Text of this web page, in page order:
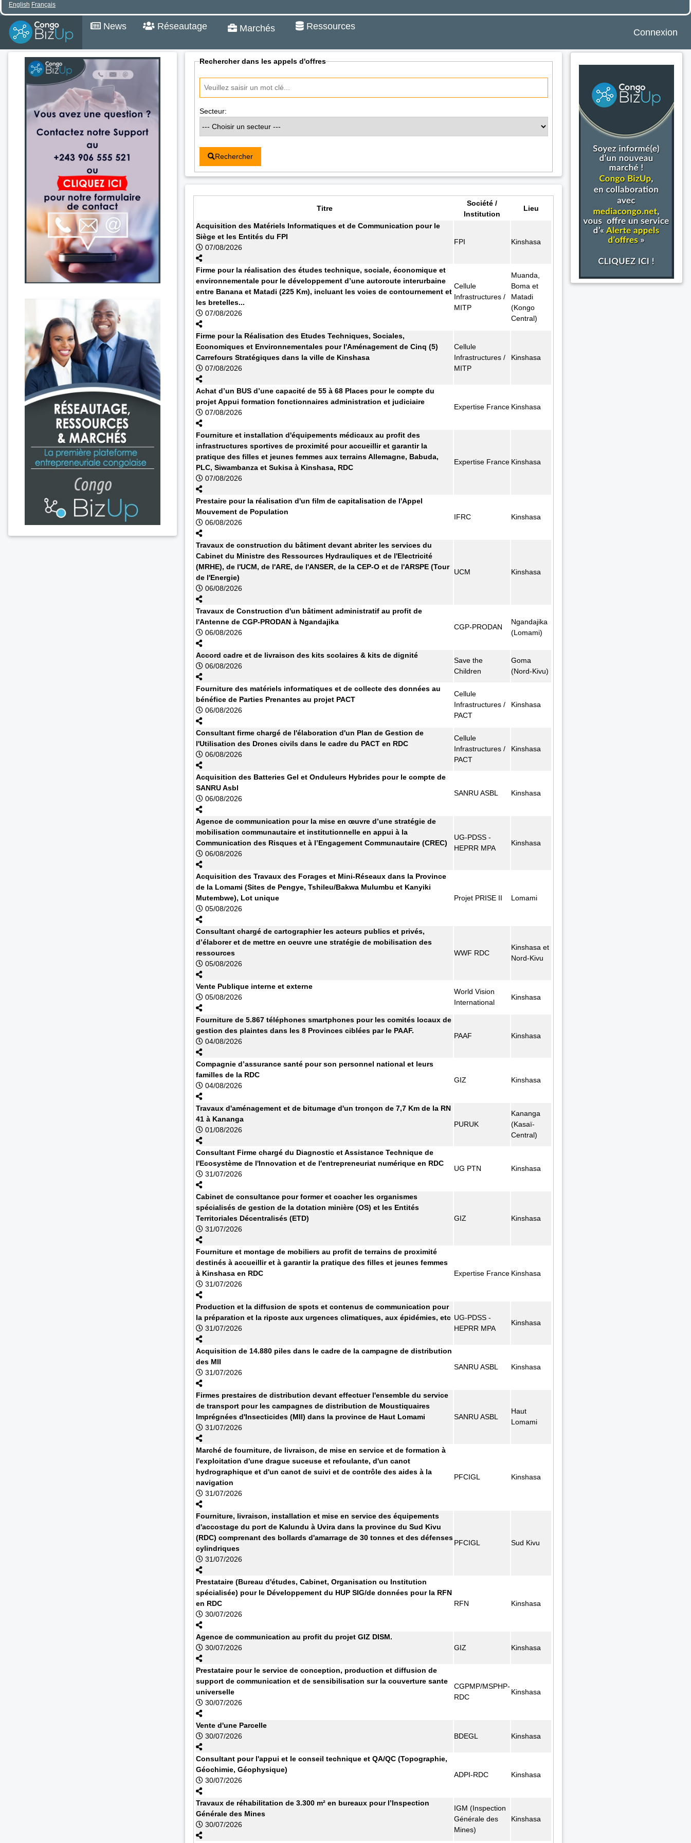
English Français
News Réseautage Marchés Ressources
Connexion
Rechercher dans les appels d'offres
Secteur:
Rechercher
Titre
Société /
Institution
Lieu
Acquisition des Matériels Informatiques et de Communication pour le
Siège et les Entités du FPI
07/08/2026
FPI Kinshasa
Firme pour la réalisation des études technique, sociale, économique et
environnementale pour le développement d’une autoroute interurbaine
entre Banana et Matadi (225 Km), incluant les voies de contournement et
les bretelles...
07/08/2026
Cellule
Infrastructures /
MITP
Muanda,
Boma et
Matadi
(Kongo
Central)
Firme pour la Réalisation des Etudes Techniques, Sociales,
Economiques et Environnementales pour l'Aménagement de Cinq (5)
Carrefours Stratégiques dans la ville de Kinshasa
07/08/2026
Cellule
Infrastructures /
MITP
Kinshasa
Achat d’un BUS d’une capacité de 55 à 68 Places pour le compte du
projet Appui formation fonctionnaires administration et judiciaire
07/08/2026
Expertise France Kinshasa
Fourniture et installation d'équipements médicaux au profit des
infrastructures sportives de proximité pour accueillir et garantir la
pratique des filles et jeunes femmes aux terrains Allemagne, Babuda,
PLC, Siwambanza et Sukisa à Kinshasa, RDC
07/08/2026
Expertise France Kinshasa
Prestaire pour la réalisation d'un film de capitalisation de l'Appel
Mouvement de Population
06/08/2026
IFRC Kinshasa
Travaux de construction du bâtiment devant abriter les services du
Cabinet du Ministre des Ressources Hydrauliques et de l'Electricité
(MRHE), de l'UCM, de l'ARE, de l'ANSER, de la CEP-O et de l'ARSPE (Tour
de l'Energie)
06/08/2026
UCM Kinshasa
Travaux de Construction d'un bâtiment administratif au profit de
l'Antenne de CGP-PRODAN à Ngandajika
06/08/2026
CGP-PRODAN
Ngandajika
(Lomami)
Accord cadre et de livraison des kits scolaires & kits de dignité
06/08/2026
Save the
Children
Goma
(Nord-Kivu)
Fourniture des matériels informatiques et de collecte des données au
bénéfice de Parties Prenantes au projet PACT
06/08/2026
Cellule
Infrastructures /
PACT
Kinshasa
Consultant firme chargé de l'élaboration d'un Plan de Gestion de
l'Utilisation des Drones civils dans le cadre du PACT en RDC
06/08/2026
Cellule
Infrastructures /
PACT
Kinshasa
Acquisition des Batteries Gel et Onduleurs Hybrides pour le compte de
SANRU Asbl
06/08/2026
SANRU ASBL Kinshasa
Agence de communication pour la mise en œuvre d’une stratégie de
mobilisation communautaire et institutionnelle en appui à la
Communication des Risques et à l’Engagement Communautaire (CREC)
06/08/2026
UG-PDSS -
HEPRR MPA
Kinshasa
Acquisition des Travaux des Forages et Mini-Réseaux dans la Province
de la Lomami (Sites de Pengye, Tshileu/Bakwa Mulumbu et Kanyiki
Mutembwe), Lot unique
05/08/2026
Projet PRISE II Lomami
Consultant chargé de cartographier les acteurs publics et privés,
d’élaborer et de mettre en oeuvre une stratégie de mobilisation des
ressources
05/08/2026
WWF RDC
Kinshasa et
Nord-Kivu
Vente Publique interne et externe
05/08/2026
World Vision
International
Kinshasa
Fourniture de 5.867 téléphones smartphones pour les comités locaux de
gestion des plaintes dans les 8 Provinces ciblées par le PAAF.
04/08/2026
PAAF Kinshasa
Compagnie d’assurance santé pour son personnel national et leurs
familles de la RDC
04/08/2026
GIZ Kinshasa
Travaux d'aménagement et de bitumage d'un tronçon de 7,7 Km de la RN
41 à Kananga
01/08/2026
PURUK
Kananga
(Kasaï-
Central)
Consultant Firme chargé du Diagnostic et Assistance Technique de
l'Ecosystème de l'Innovation et de l'entrepreneuriat numérique en RDC
31/07/2026
UG PTN Kinshasa
Cabinet de consultance pour former et coacher les organismes
spécialisés de gestion de la dotation minière (OS) et les Entités
Territoriales Décentralisés (ETD)
31/07/2026
GIZ Kinshasa
Fourniture et montage de mobiliers au profit de terrains de proximité
destinés à accueillir et à garantir la pratique des filles et jeunes femmes
à Kinshasa en RDC
31/07/2026
Expertise France Kinshasa
Production et la diffusion de spots et contenus de communication pour
la préparation et la riposte aux urgences climatiques, aux épidémies, etc
31/07/2026
UG-PDSS -
HEPRR MPA
Kinshasa
Acquisition de 14.880 piles dans le cadre de la campagne de distribution
des MII
31/07/2026
SANRU ASBL Kinshasa
Firmes prestaires de distribution devant effectuer l'ensemble du service
de transport pour les campagnes de distribution de Moustiquaires
Imprégnées d'Insecticides (MII) dans la province de Haut Lomami
31/07/2026
SANRU ASBL
Haut
Lomami
Marché de fourniture, de livraison, de mise en service et de formation à
l'exploitation d'une drague suceuse et refoulante, d'un canot
hydrographique et d'un canot de suivi et de contrôle des aides à la
navigation
31/07/2026
PFCIGL Kinshasa
Fourniture, livraison, installation et mise en service des équipements
d'accostage du port de Kalundu à Uvira dans la province du Sud Kivu
(RDC) comprenant des bollards d'amarrage de 30 tonnes et des défenses
cylindriques
31/07/2026
PFCIGL Sud Kivu
Prestataire (Bureau d'études, Cabinet, Organisation ou Institution
spécialisée) pour le Développement du HUP SIG/de données pour la RFN
en RDC
30/07/2026
RFN Kinshasa
Agence de communication au profit du projet GIZ DISM.
30/07/2026
GIZ Kinshasa
Prestataire pour le service de conception, production et diffusion de
support de communication et de sensibilisation sur la couverture sante
universelle
30/07/2026
CGPMP/MSPHP-
RDC
Kinshasa
Vente d'une Parcelle
30/07/2026
BDEGL Kinshasa
Consultant pour l'appui et le conseil technique et QA/QC (Topographie,
Géochimie, Géophysique)
30/07/2026
ADPI-RDC Kinshasa
Travaux de réhabilitation de 3.300 m² en bureaux pour l’Inspection
Générale des Mines
30/07/2026
IGM (Inspection
Générale des
Mines)
Kinshasa